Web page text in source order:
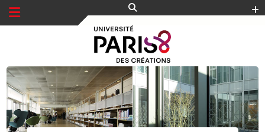
Panneau de gestion des cookies